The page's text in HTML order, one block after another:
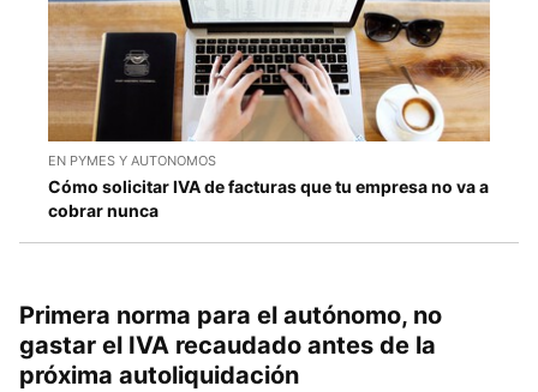
EN PYMES Y AUTONOMOS
Cómo solicitar IVA de facturas que tu empresa no va a
cobrar nunca
Primera norma para el autónomo, no
gastar el IVA recaudado antes de la
próxima autoliquidación